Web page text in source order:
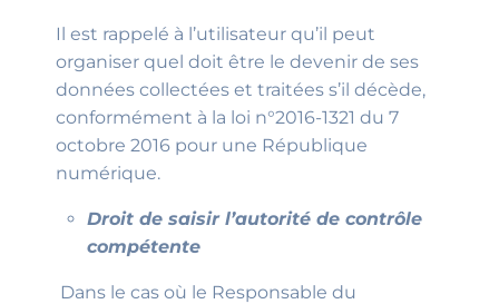
Il est rappelé à l’utilisateur qu’il peut
organiser quel doit être le devenir de ses
données collectées et traitées s’il décède,
conformément à la loi n°2016-1321 du 7
octobre 2016 pour une République
numérique.
Droit de saisir l’autorité de contrôle
compétente
Dans le cas où le Responsable du